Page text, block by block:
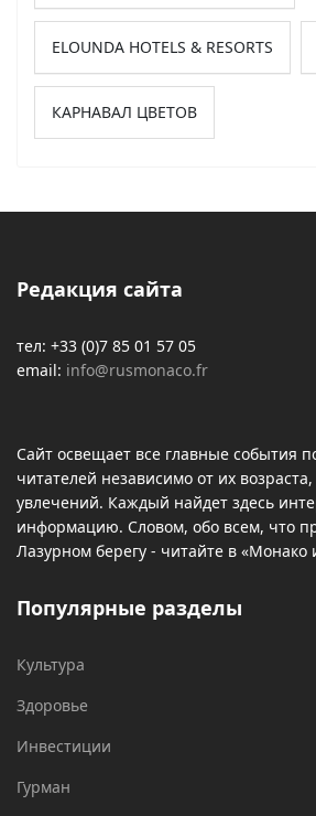
ELOUNDA HOTELS & RESORTS
КАРНАВАЛ ЦВЕТОВ
Редакция сайта
тел: +33 (0)7 85 01 57 05
email: info@rusmonaco.fr
Сайт освещает все главные события
читателей независимо от их
увлечений. Каждый найдет здесь
информацию. Словом, обо всем, что
Лазурном берегу - читайте в «Монако
Популярные разделы
Культура
Здоровье
Инвестиции
Гурман